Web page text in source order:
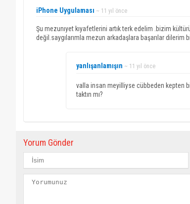
iPhone Uygulaması ~ 11 yıl önce
Şu mezunıyet kıyafetlerini artık terk edelim .bizim
değil.saygılarımla mezun arkadaşlara başarılar dilerim
yanlışanlamışın ~ 11 yıl önce
valla insan meyilliyse cübbeden kepten
taktın mı?
Yorum Gönder